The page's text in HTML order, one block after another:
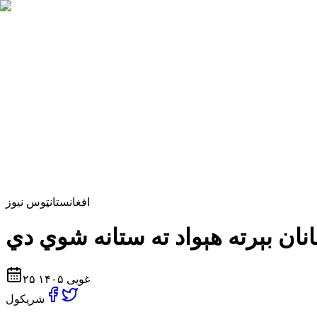
افغانستانټوس نیوز
۲۵ غویی ۱۴۰۵
شریکول